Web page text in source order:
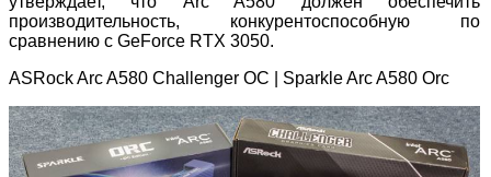
производительность, конкурентоспособную по
сравнению с GeForce RTX 3050.
ASRock Arc A580 Challenger OC | Sparkle Arc A580 Orc